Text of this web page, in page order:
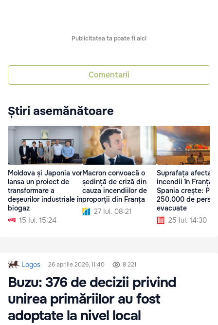
Publicitatea ta poate fi aici
Comentarii
Știri asemănătoare
Moldova și Japonia vor
lansa un proiect de
transformare a
deșeurilor industriale în
biogaz
15 Iul. 15:24
Macron convoacă o
ședință de criză din
cauza incendiilor de
proporții din Franța
27 Iul. 08:21
Suprafața
incendii în Franța
Spania crește:
250.000 de
evacuate
25 Iul. 14:30
Logos 26 aprilie 2026, 11:40 8 221
Buzu: 376 de decizii privind
unirea primăriilor au fost
adoptate la nivel local